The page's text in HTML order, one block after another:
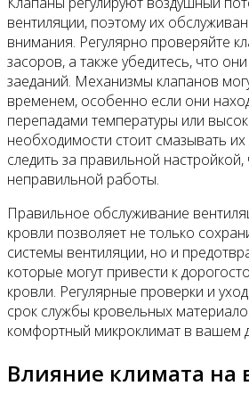
вентиляции, поэтому их
внимания. Регулярно проверяйте
засоров, а также убедитесь, что
заеданий. Механизмы клапанов
временем, особенно если они
перепадами температуры или
необходимости стоит смазывать
следить за правильной
неправильной работы.
Правильное обслуживание
кровли позволяет не только
системы вентиляции, но и
которые могут привести к
кровли. Регулярные проверки и
срок службы кровельных
комфортный микроклимат в вашем
Влияние климата на